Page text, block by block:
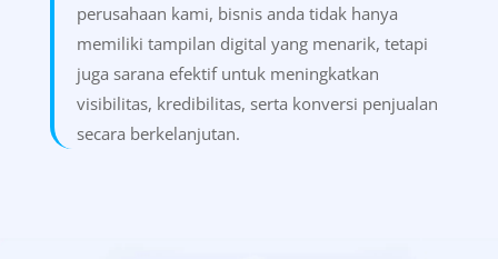
perusahaan kami, bisnis anda tidak hanya
memiliki tampilan digital yang menarik, tetapi
juga sarana efektif untuk meningkatkan
visibilitas, kredibilitas, serta konversi penjualan
secara berkelanjutan.